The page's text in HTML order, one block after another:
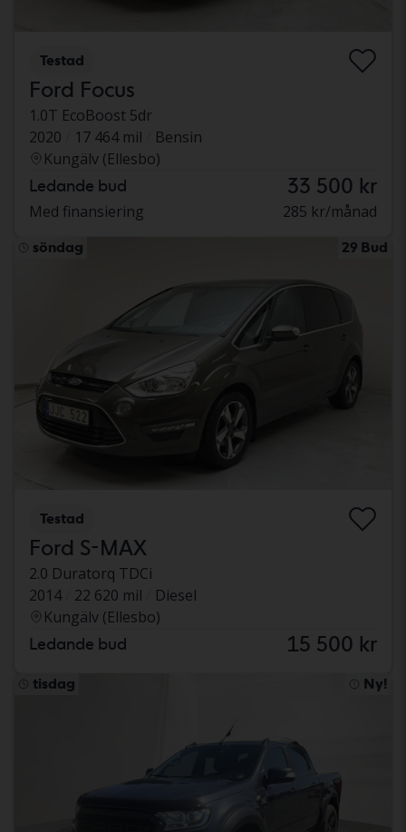
Testad
Ford Focus
1.0T EcoBoost 5dr
2020
17 464 mil
Bensin
Kungälv (Ellesbo)
Ledande bud 33 500 kr
Med finansiering 285 kr/månad
söndag 29 Bud
Testad
Ford S-MAX
2.0 Duratorq TDCi
2014
22 620 mil
Diesel
Kungälv (Ellesbo)
Ledande bud 15 500 kr
tisdag Ny!